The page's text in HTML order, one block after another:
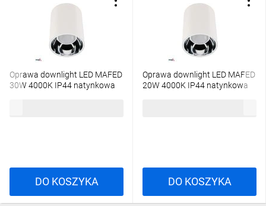
Oprawa downlight LED MAFED
30W 4000K IP44 natynkowa
DO KOSZYKA
Oprawa downlight LED MAFED
20W 4000K IP44 natynkowa
DO KOSZYKA